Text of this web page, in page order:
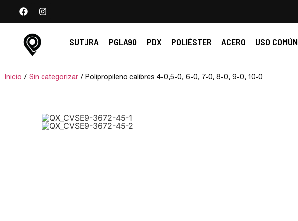
SUTURA PGLA90 PDX POLIÉSTER ACERO USO COMÚN
Inicio / Sin categorizar / Polipropileno calibres 4-0,5-0, 6-0, 7-0, 8-0, 9-0, 10-0